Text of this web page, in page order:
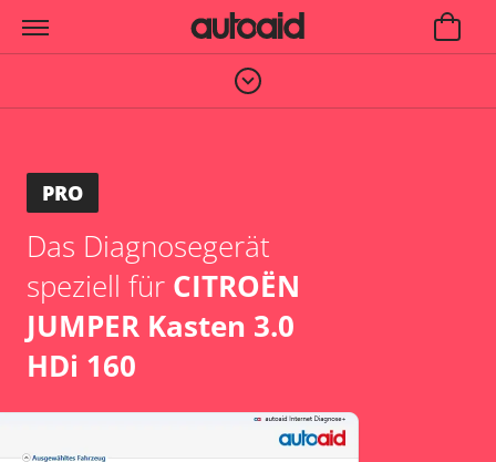
PRO
Das Diagnosegerät
speziell für CITROËN
JUMPER Kasten 3.0
HDi 160